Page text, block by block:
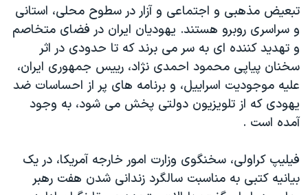
تبعیض مذهبی و اجتماعی و آزار در سطوح محلی، استانی
و سراسری روبرو هستند. یهودیان ایران در فضای متخاصم
و تهدید کننده ای به سر می برند که تا حدودی در اثر
سخنان پیاپی محمود احمدی نژاد، رییس جمهوری ایران،
علیه موجودیت اسراییل، و برنامه های پر از احساسات ضد
یهودی که از تلویزیون دولتی پخش می شود، به وجود
آمده است .
فیلیپ کراولی، سخنگوی وزارت امور خارجه آمریکا، در یک
بیانیه کتبی به مناسبت سالگرد زندانی شدن هفت رهبر